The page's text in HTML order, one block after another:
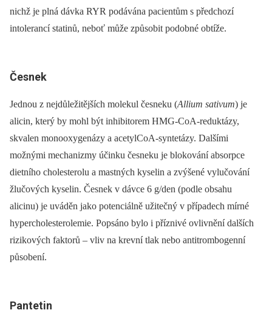
nichž je plná dávka RYR podávána pacientům s předchozí
intolerancí statinů, neboť může způsobit podobné obtíže.
Česnek
Jednou z nejdůležitějších molekul česneku (Allium sativum) je
alicin, který by mohl být inhibitorem HMG-CoA-reduktázy,
skvalen monooxygenázy a acetylCoA-syntetázy. Dalšími
možnými mechanizmy účinku česneku je blokování absorpce
dietního cholesterolu a mastných kyselin a zvýšené vylučování
žlučových kyselin. Česnek v dávce 6 g/den (podle obsahu
alicinu) je uváděn jako potenciálně užitečný v případech mírné
hypercholesterolemie. Popsáno bylo i příznivé ovlivnění dalších
rizikových faktorů –⁠ vliv na krevní tlak nebo antitrombogenní
působení.
Pantetin